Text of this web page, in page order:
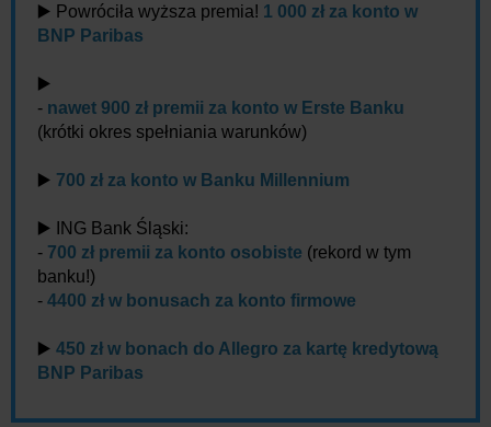
▶️ Powróciła wyższa premia! 1 000 zł za konto w
BNP Paribas
▶️
- nawet 900 zł premii za konto w Erste Banku
(krótki okres spełniania warunków)
▶️ 700 zł za konto w Banku Millennium
▶️ ING Bank Śląski:
- 700 zł premii za konto osobiste (rekord w tym
banku!)
- 4400 zł w bonusach za konto firmowe
▶️ 450 zł w bonach do Allegro za kartę kredytową
BNP Paribas